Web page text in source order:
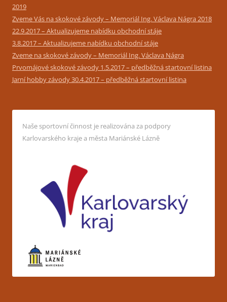
2019
Zveme Vás na skokové závody – Memoriál Ing. Václava Nágra 2018
22.9.2017 – Aktualizujeme nabídku obchodní stáje
3.8.2017 – Aktualizujeme nabídku obchodní stáje
Zveme na skokové závody – Memoriál Ing. Václava Nágra
Prvomájové skokové závody 1.5.2017 – předběžná startovní listina
Jarní hobby závody 30.4.2017 – předběžná startovní listina
Naše sportovní činnost je realizována za podpory
Karlovarského kraje a města Mariánské Lázně